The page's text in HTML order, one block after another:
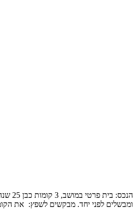
ומבשלים לפני יחד. מבקשים לשפץ: את